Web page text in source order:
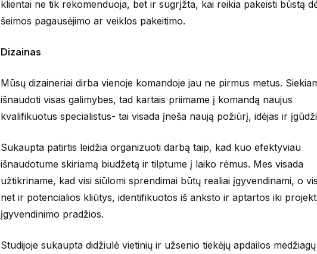
klientai ne tik rekomenduoja, bet ir sugrįžta, kai reikia pakeisti būstą
šeimos pagausėjimo ar veiklos pakeitimo.
Dizainas
Mūsų dizaineriai dirba vienoje komandoje jau ne pirmus metus.
išnaudoti visas galimybes, tad kartais priimame į komandą naujus
kvalifikuotus specialistus- tai visada įneša naują požiūrį, idėjas ir
Sukaupta patirtis leidžia organizuoti darbą taip, kad kuo efektyviau
išnaudotume skiriamą biudžetą ir tilptume į laiko rėmus. Mes visada
užtikriname, kad visi siūlomi sprendimai būtų realiai įgyvendinami, o
net ir potencialios kliūtys, identifikuotos iš anksto ir aptartos iki
įgyvendinimo pradžios.
Studijoje sukaupta didžiulė vietinių ir užsenio tiekėjų apdailos